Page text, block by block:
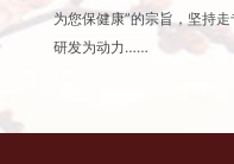
为您保健康”的宗旨，坚持
研发为动力……